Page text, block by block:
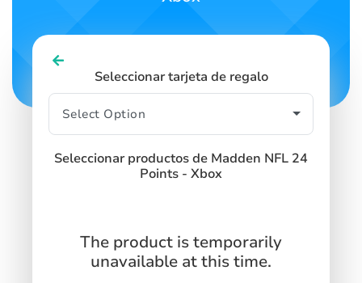
Seleccionar tarjeta de regalo
Seleccionar productos de Madden NFL 24
Points - Xbox
The product is temporarily
unavailable at this time.